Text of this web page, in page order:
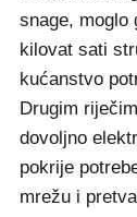
snage, moglo
kilovat sati
kućanstvo
Drugim
dovoljno
pokrije
mrežu i